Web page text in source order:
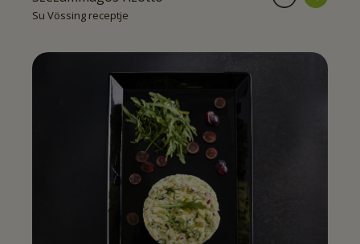
Su Vössing receptje